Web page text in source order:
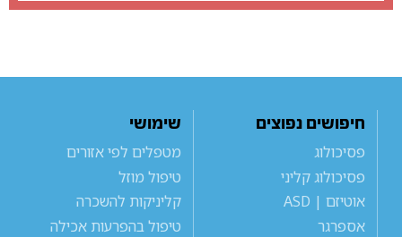
חיפושים נפוצים
פסיכולוג
פסיכולוג קליני
אוטיזם | ASD
אספרגר
שימושי
מטפלים לפי אזורים
טיפול מוזל
קליניקות להשכרה
טיפול בהפרעות אכילה